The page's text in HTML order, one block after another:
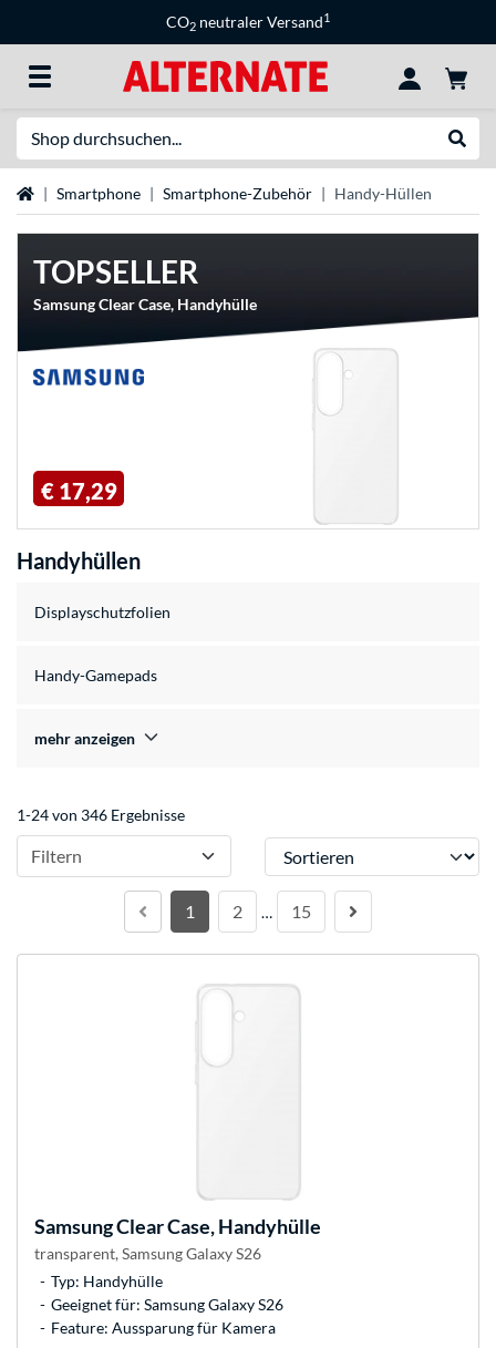
CO2 neutraler Versand1
StartseiteSmartphone Smartphone-Zubehör Handy-Hüllen
TOPSELLER
Samsung Clear Case, Handyhülle
€ 17,29
Handyhüllen
Displayschutzfolien
Handy-Gamepads
mehr anzeigen
1-24 von 346 Ergebnisse
Filtern Sortieren
1 2 … 15
SamsungClear Case, Handyhülle
transparent, Samsung Galaxy S26
Typ: Handyhülle
Geeignet für: Samsung Galaxy S26
Feature: Aussparung für Kamera